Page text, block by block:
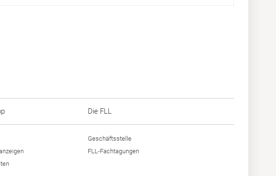
Die FLL
Geschäftsstelle
FLL-Fachtagungen